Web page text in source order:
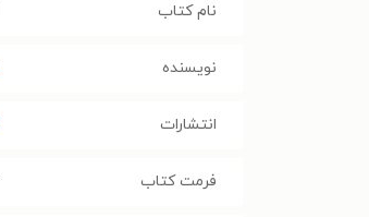
نام کتاب
نویسنده
انتشارات
فرمت کتاب